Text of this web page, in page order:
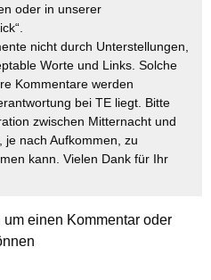
oder in unserer
nicht durch Unterstellungen,
Worte und Links. Solche
Kommentare werden
bei TE liegt. Bitte
zwischen Mitternacht und
je nach Aufkommen, zu
kann. Vielen Dank für Ihr
einen Kommentar oder